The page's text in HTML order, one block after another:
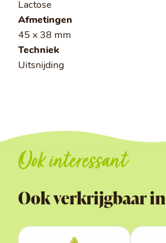
Lactose
Afmetingen
45 x 38 mm
Techniek
Uitsnijding
Ook interessant
Ook verkrijgbaar in